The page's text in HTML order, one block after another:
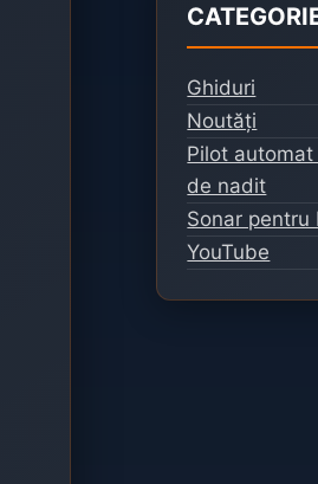
Ghiduri
Noutăți
Pilot
de nadit
Sonar
YouTube